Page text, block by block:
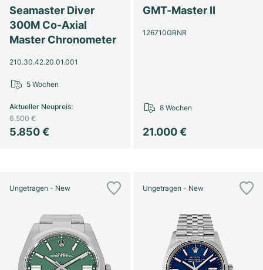
Seamaster Diver
300M Co-Axial
Master Chronometer
210.30.42.20.01.001
5.850 €
Aktueller Neupreis:
6.500 €
5 Wochen
GMT-Master II
126710GRNR
21.000 €
8 Wochen
Ungetragen - New Ungetragen - New